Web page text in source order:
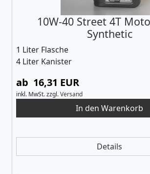
10W-40 Street 4T
Synthetic
1 Liter Flasche
4 Liter Kanister
ab 16,31 EUR
inkl. MwSt.zzgl.Versand
Details